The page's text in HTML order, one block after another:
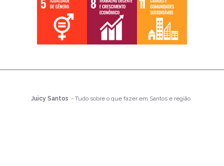
Juicy Santos - Tudo sobre o que fazer em Santos e região